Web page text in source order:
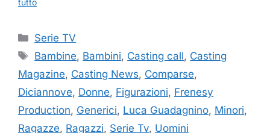
tutto
Categorie
Serie TV
Tag
Bambine, Bambini, Casting call, Casting
Magazine, Casting News, Comparse,
Diciannove, Donne, Figurazioni, Frenesy
Production, Generici, Luca Guadagnino, Minori,
Ragazze, Ragazzi, Serie Tv, Uomini